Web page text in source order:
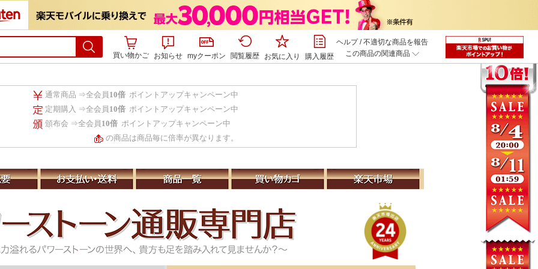
買い物かご お知らせ myクーポン 閲覧履歴 お気に入り 購入履歴
ヘルプ/不適切な商品を報告
この商品の関連商品
通常商品 ⇒全会員 10倍 ポイントアップキャンペーン中
定期購入 ⇒全会員 10倍 ポイントアップキャンペーン中
頒布会 ⇒全会員 10倍 ポイントアップキャンペーン中
の商品は商品毎に倍率が異なります。